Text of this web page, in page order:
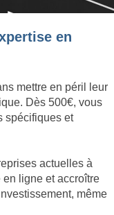
en
mettre en péril leur
Dès 500€, vous
spécifiques et
actuelles à
ligne et accroître
même